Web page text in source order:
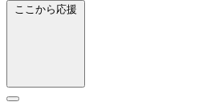
ここから応援